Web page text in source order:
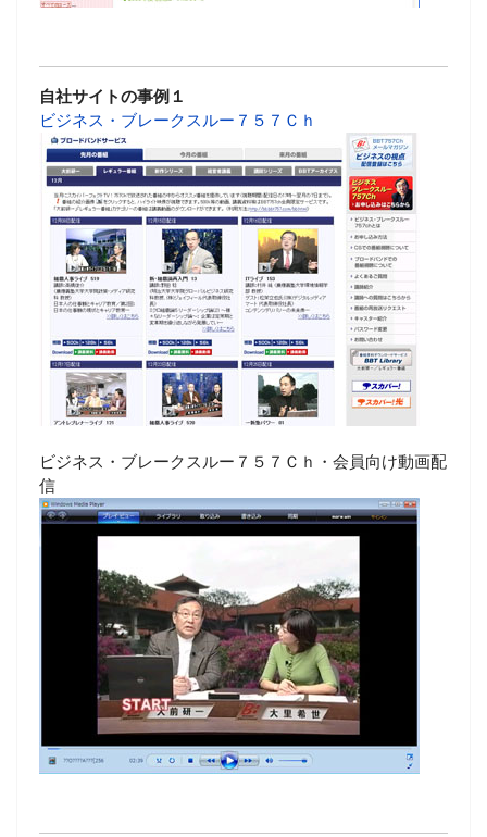
自社サイトの事例１
ビジネス・ブレークスルー７５７Ｃｈ
ビジネス・ブレークスルー７５７Ｃｈ・会員向け動画配
信